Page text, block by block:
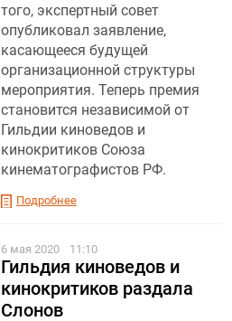
того, экспертный совет
опубликовал заявление,
касающееся будущей
организационной структуры
мероприятия. Теперь премия
становится независимой от
Гильдии киноведов и
кинокритиков Союза
кинематографистов РФ.
Подробнее
6 мая 2020 11:10
Гильдия киноведов и
кинокритиков раздала
Слонов